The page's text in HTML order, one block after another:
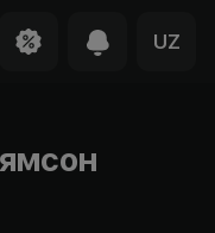
UZ